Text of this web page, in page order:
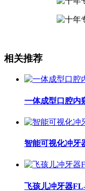
相关推荐
一体成型口腔内
智能可视化冲牙
飞孩儿冲牙器